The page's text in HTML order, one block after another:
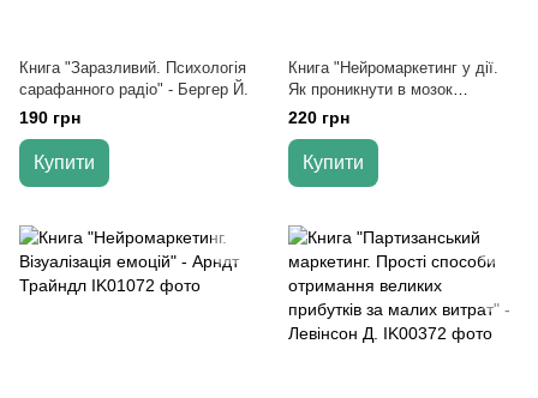
Книга "Заразливий. Психологія
сарафанного радіо" - Бергер Й.
190 грн
Купити
Книга "Нейромаркетинг у дії.
Як проникнути в мозок
покупця" - Девід Льюїс
220 грн
Купити